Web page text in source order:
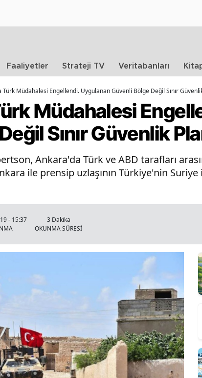
Faaliyetler Strateji TV Veritabanları
Müdahalesi Engellendi. Uygulanan Güvenli Bölge Değil Sınır
Müdahalesi
Sınır Güvenlik
Ankara'da Türk ve ABD tarafları
ile prensip uzlaşının Türkiye'nin
- 15:37
3 Dakika
OKUNMA SÜRESİ